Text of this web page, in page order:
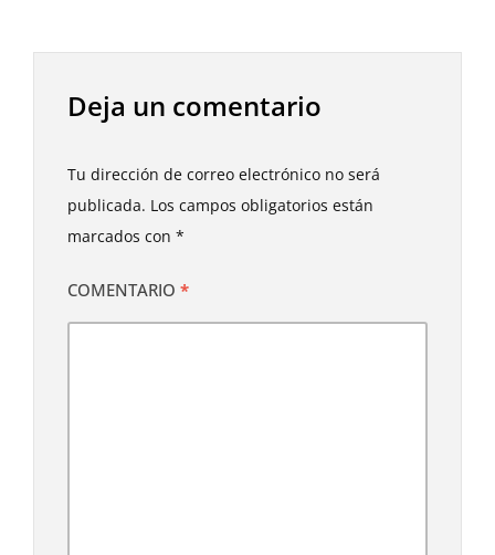
Deja un comentario
Tu dirección de correo electrónico no será
publicada. Los campos obligatorios están
marcados con *
COMENTARIO *